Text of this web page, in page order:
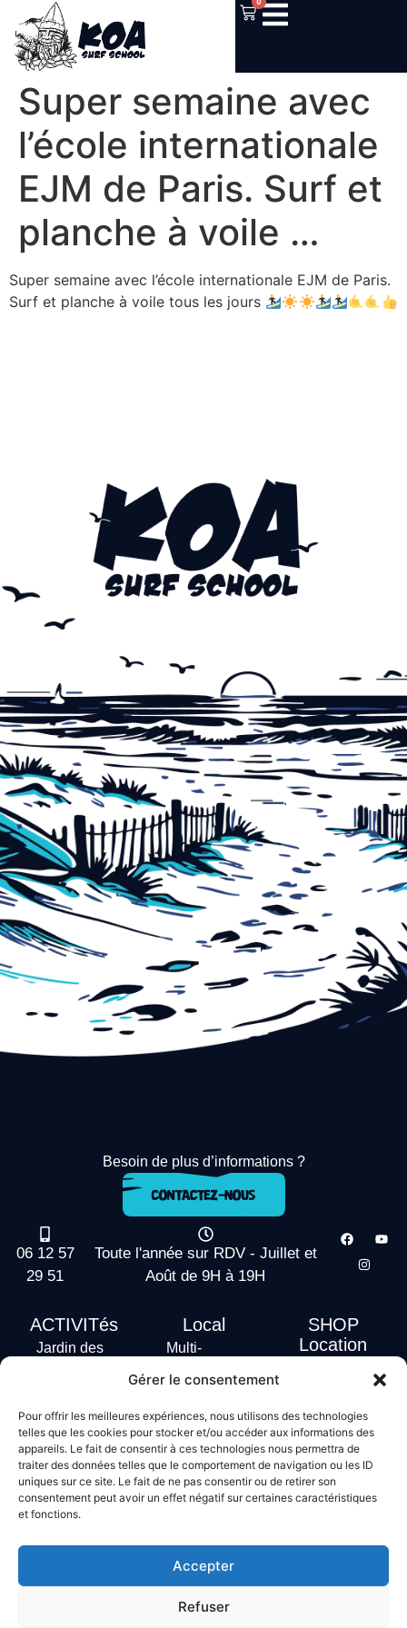
Gérer le consentement
Pour offrir les meilleures expériences, nous utilisons des technologies
telles que les cookies pour stocker et/ou accéder aux informations des
appareils. Le fait de consentir à ces technologies nous permettra de
traiter des données telles que le comportement de navigation ou les ID
uniques sur ce site. Le fait de ne pas consentir ou de retirer son
consentement peut avoir un effet négatif sur certaines caractéristiques
et fonctions.
Accepter
Refuser
Super semaine avec
l’école internationale
EJM de Paris. Surf et
planche à voile …
Super semaine avec l’école internationale EJM de Paris.
Surf et planche à voile tous les jours
Besoin de plus d’informations ?
06 12 57
29 51
Toute l'année sur RDV - Juillet et
Août de 9H à 19H
ACTIVITés
Jardin des
Stand Up
Paddle
Bodyboard
Local
Multi-
Hébergement
SHOP
Location
Politique de confidentialité